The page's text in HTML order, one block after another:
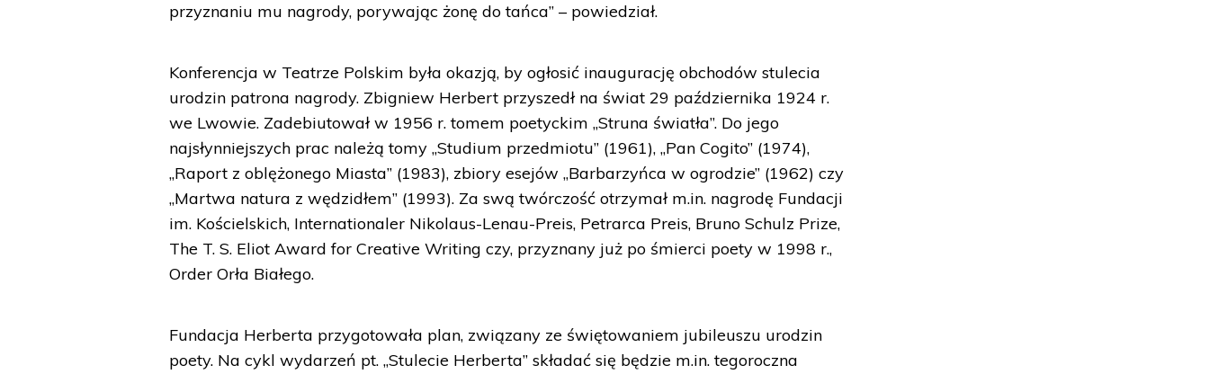
przyznaniu mu nagrody, porywając żonę do tańca” – powiedział.
Konferencja w Teatrze Polskim była okazją, by ogłosić inaugurację obchodów stulecia
urodzin patrona nagrody. Zbigniew Herbert przyszedł na świat 29 października 1924 r.
we Lwowie. Zadebiutował w 1956 r. tomem poetyckim „Struna światła”. Do jego
najsłynniejszych prac należą tomy „Studium przedmiotu” (1961), „Pan Cogito” (1974),
„Raport z oblężonego Miasta” (1983), zbiory esejów „Barbarzyńca w ogrodzie” (1962) czy
„Martwa natura z wędzidłem” (1993). Za swą twórczość otrzymał m.in. nagrodę Fundacji
im. Kościelskich, Internationaler Nikolaus-Lenau-Preis, Petrarca Preis, Bruno Schulz Prize,
The T. S. Eliot Award for Creative Writing czy, przyznany już po śmierci poety w 1998 r.,
Order Orła Białego.
Fundacja Herberta przygotowała plan, związany ze świętowaniem jubileuszu urodzin
poety. Na cykl wydarzeń pt. „Stulecie Herberta” składać się będzie m.in. tegoroczna